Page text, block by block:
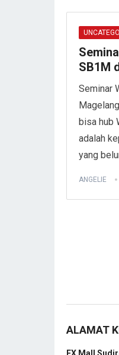
SB1M
Seminar
bisa hub
adalah
yang
ANGELIE
ALAMAT